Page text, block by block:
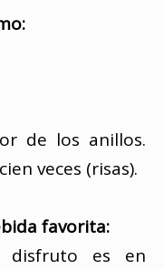
de los anillos.
veces (risas).
favorita:
es en